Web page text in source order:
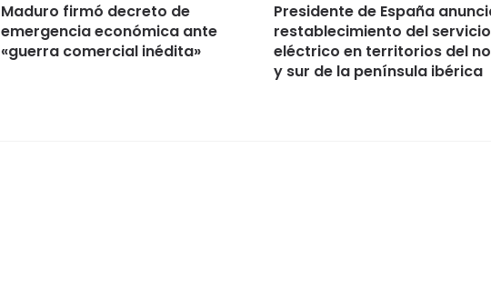
Maduro firmó decreto de
emergencia económica ante
«guerra comercial inédita»
Presidente de España
restablecimiento del servicio
eléctrico en territorios del
y sur de la península ibérica